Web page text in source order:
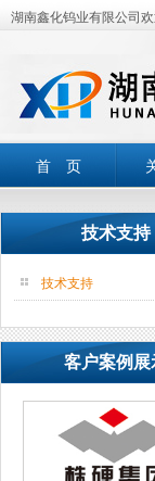
湖南鑫化钨业有限公司
首 页
技术支持
技术支持
客户案例展